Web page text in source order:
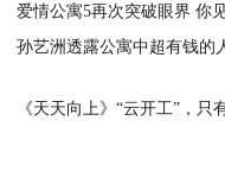
爱情公寓5再次突破眼界 你
孙艺洲透露公寓中超有钱的
《天天向上》“云开工”，只